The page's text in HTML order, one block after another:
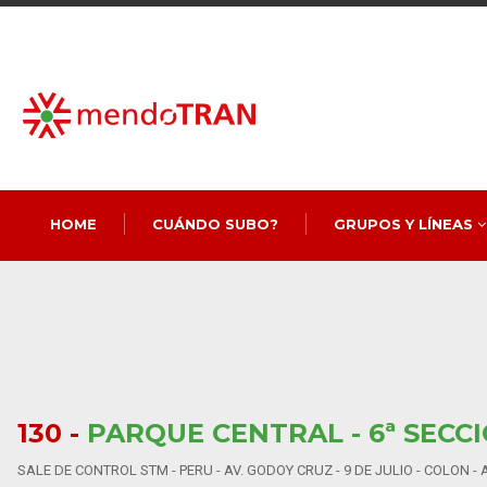
HOME CUÁNDO SUBO? GRUPOS Y LÍNEAS
130 - PARQUE CENTRAL - 6ª
SALE DE CONTROL STM - PERU - AV. GODOY CRUZ - 9 DE JULIO - COLON